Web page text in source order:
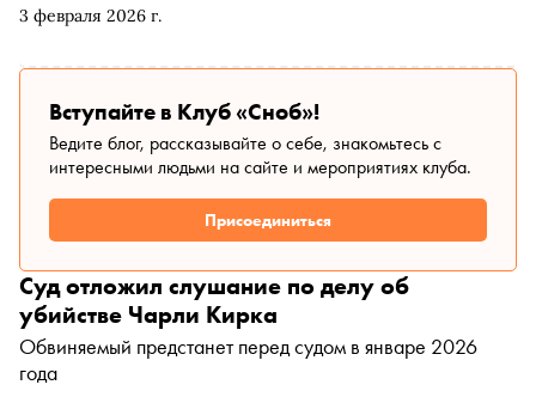
3 февраля 2026 г.
Юта — со следующего года Санденс переезжает в
конкурсных программ и рассказывает о главных
премьерах — в том числе драме про насилие и его
разрушительную силу с Ченнингом Татумом и Джеммой
Чан, роуд-муви, в котором совместное путешествие по
Америке помогает матери и сыну наладить отношения, и
мюзикле в декорациях Токио
Вступайте в Клуб «Сноб»!
Ведите блог, рассказывайте о себе, знакомьтесь с
интересными людьми на сайте и мероприятиях клуба.
Присоединиться
Суд отложил слушание по делу об
убийстве Чарли Кирка
Обвиняемый предстанет перед судом в январе 2026
года